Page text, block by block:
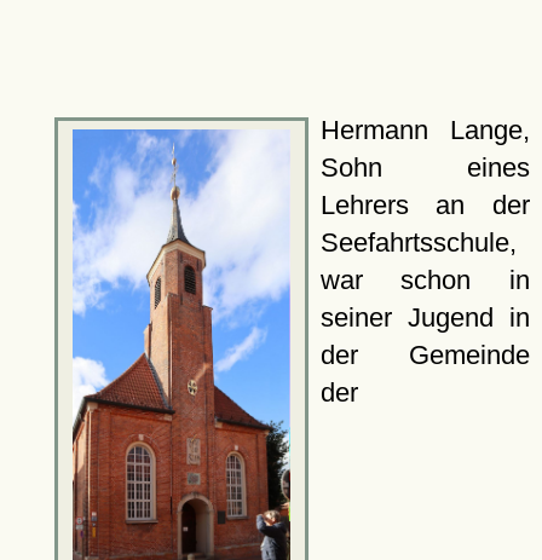
Hermann Lange,
Sohn eines
Lehrers an der
Seefahrtsschule,
war schon in
seiner Jugend in
der Gemeinde
der